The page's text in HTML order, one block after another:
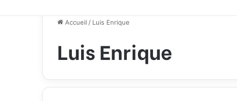
Accueil / Luis Enrique
Luis Enrique